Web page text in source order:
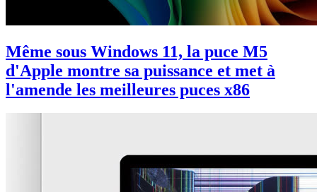
Même sous Windows 11, la puce M5
d'Apple montre sa puissance et met à
l'amende les meilleures puces x86